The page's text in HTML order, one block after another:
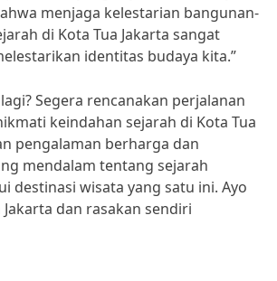
menjaga kelestarian bangunan-
di Kota Tua Jakarta sangat
identitas budaya kita.”
Segera rencanakan perjalanan
keindahan sejarah di Kota Tua
pengalaman berharga dan
mendalam tentang sejarah
destinasi wisata yang satu ini. Ayo
Jakarta dan rasakan sendiri